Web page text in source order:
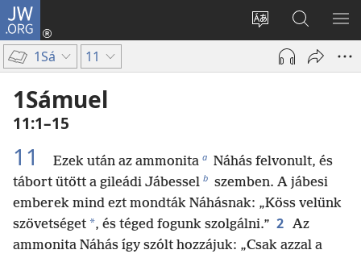
JW.ORG
Oldal
nyelvének
megváltoztatása
Bejelentkezés
(opens
window)
Keresés
a jw.org
honlapon
1Sá 11
1Sámuel
11:1–15
11 Ezek után az ammonita a Náhás felvonult, és
tábort ütött a gileádi Jábessel b szemben. A jábesi
emberek mind ezt mondták Náhásnak: „Köss velünk
szövetséget *, és téged fogunk szolgálni.” 2 Az
ammonita Náhás így szólt hozzájuk: „Csak azzal a